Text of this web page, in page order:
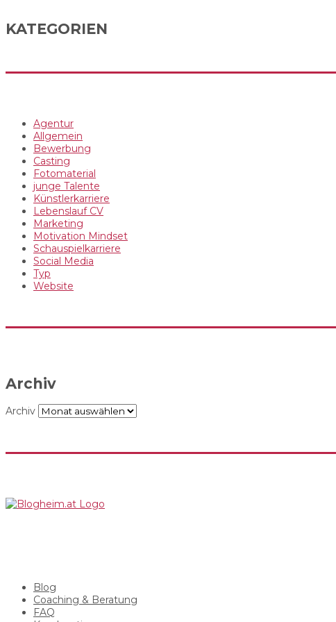
KATEGORIEN
Agentur
Allgemein
Bewerbung
Casting
Fotomaterial
junge Talente
Künstlerkarriere
Lebenslauf CV
Marketing
Motivation Mindset
Schauspielkarriere
Social Media
Typ
Website
Archiv
Archiv
Blog
Coaching & Beratung
FAQ